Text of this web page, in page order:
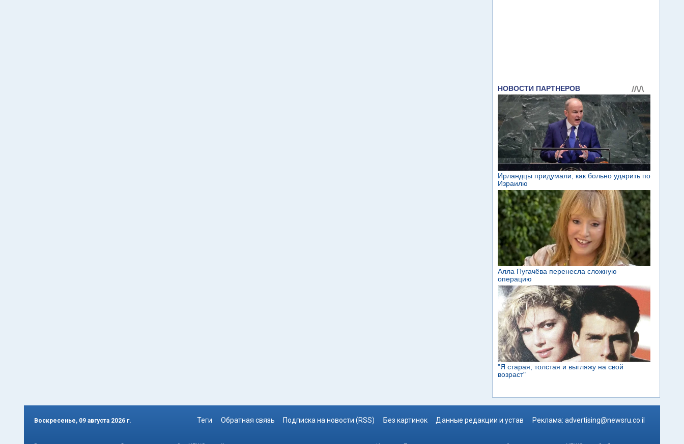
Воскресенье, 09 августа 2026 г. Теги Обратная связь Подписка на новости (RSS) Без картинок Данные редакции и устав Реклама: advertising@newsru.co.il